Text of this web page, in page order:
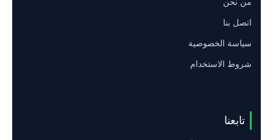
اتصل بنا
سياسة الخصوصية
شروط الاستخدام
تابعنا